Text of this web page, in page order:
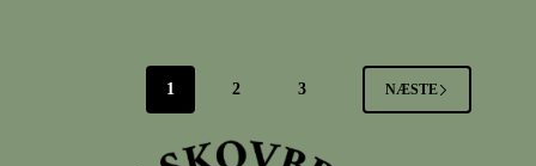
1 2 3 NÆSTE